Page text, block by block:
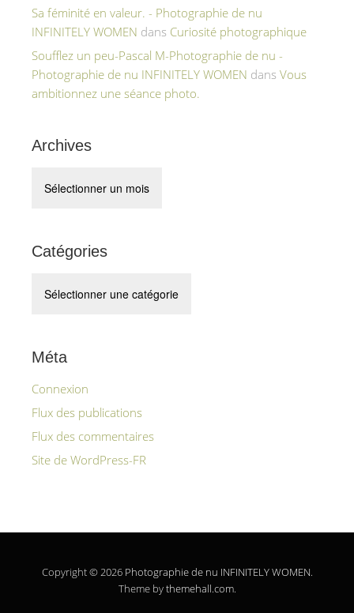
Sa féminité en valeur. - Photographie de nu
INFINITELY WOMEN dans Curiosité photographique
Soufflez un peu-Pascal M-Photographie de nu -
Photographie de nu INFINITELY WOMEN dans Vous
ambitionnez une séance photo.
Archives
Catégories
Méta
Connexion
Flux des publications
Flux des commentaires
Site de WordPress-FR
Copyright © 2026 Photographie de nu INFINITELY WOMEN.
Theme bythemehall.com.